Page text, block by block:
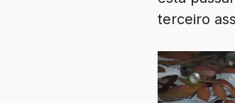
terceiro